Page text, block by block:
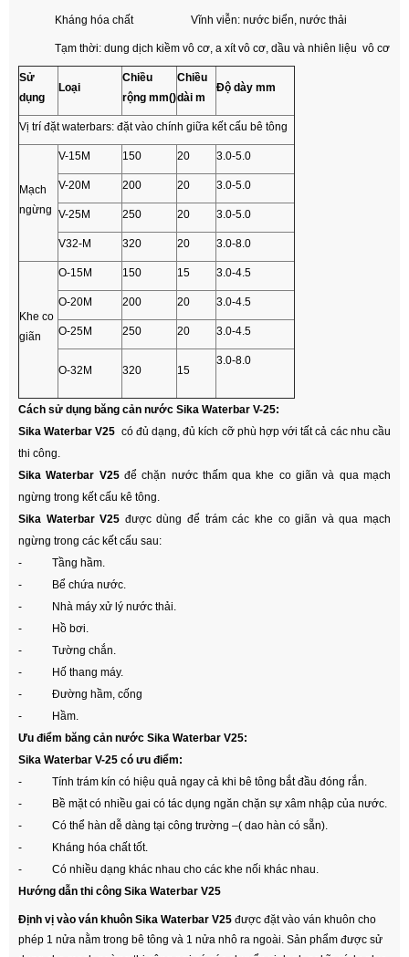
Kháng hóa chất Vĩnh viễn: nước biển, nước thải
Tạm thời: dung dịch kiềm vô cơ, a xít vô cơ, dầu và nhiên liệu vô cơ
Sử
dụng
Loại
Chiều
rộng mm()
Chiều
dài m
Độ dày mm
Vị trí đặt waterbars: đặt vào chính giữa kết cấu bê tông
Mạch
ngừng
V-15M 150 20 3.0-5.0
V-20M 200 20 3.0-5.0
V-25M 250 20 3.0-5.0
V32-M 320 20 3.0-8.0
Khe co
giãn
O-15M 150 15 3.0-4.5
O-20M 200 20 3.0-4.5
O-25M 250 20 3.0-4.5
O-32M 320 15
3.0-8.0
Cách sử dụng băng cản nước Sika Waterbar V-25:
Sika Waterbar V25 có đủ dạng, đủ kích cỡ phù hợp với tất cả các nhu cầu
thi công.
Sika Waterbar V25để chặn nước thấm qua khe co giãn và qua mạch
ngừng trong kết cấu kê tông.
Sika Waterbar V25 được dùng để trám các khe co giãn và qua mạch
ngừng trong các kết cấu sau:
- Tầng hầm.
- Bể chứa nước.
- Nhà máy xử lý nước thải.
- Hồ bơi.
- Tường chắn.
- Hố thang máy.
- Đường hầm, cống
- Hầm.
Ưu điểm băng cản nước Sika Waterbar V25:
Sika Waterbar V-25 có ưu điểm:
- Tính trám kín có hiệu quả ngay cả khi bê tông bắt đầu đóng rắn.
- Bề mặt có nhiều gai có tác dụng ngăn chặn sự xâm nhập của nước.
- Có thể hàn dễ dàng tại công trường –( dao hàn có sẵn).
- Kháng hóa chất tốt.
- Có nhiều dạng khác nhau cho các khe nối khác nhau.
Hướng dẫn thi công Sika Waterbar V25
Định vị vào ván khuôn Sika Waterbar V25 được đặt vào ván khuôn cho
phép 1 nửa nằm trong bê tông và 1 nửa nhô ra ngoài. Sản phẩm được sử